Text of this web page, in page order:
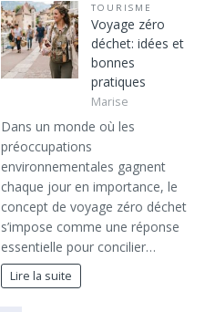
TOURISME
Voyage zéro
déchet: idées et
bonnes
pratiques
Marise
Dans un monde où les
préoccupations
environnementales gagnent
chaque jour en importance, le
concept de voyage zéro déchet
s’impose comme une réponse
essentielle pour concilier…
Lire la suite